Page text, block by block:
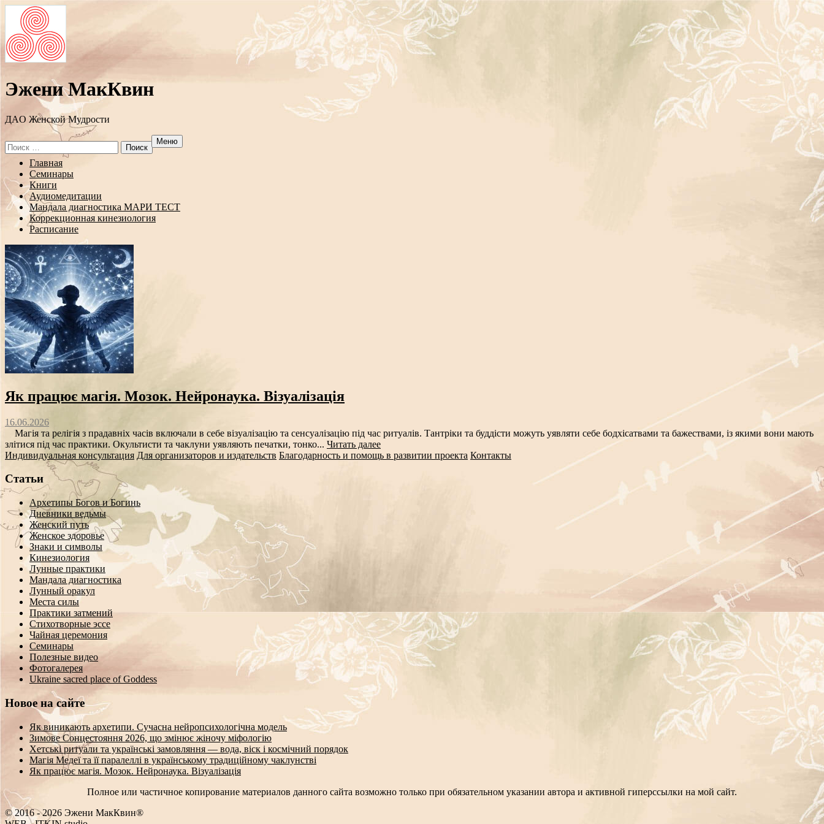
Эжени МакКвин
ДAO Женской Мудрости
Search
for:
Меню
Перейти
содержанию
Главная
Семинары
Книги
Аудиомедитации
Мандала диагностика МАРИ ТЕСТ
Коррекционная кинезиология
Расписание
Як працює магія. Мозок. Нейронаука. Візуалізація
16.06.2026
Магія та релігія з прадавніх часів включали в себе візуалізацію та сенсуалізацію під час ритуалів. Тантріки та буддісти можуть уявляти себе бодхісатвами та бажествами, із якими вони мають
злітися під час практики. Окультисти та чаклуни уявляють печатки, тонко... Читать далее
Индивидуальная консультация Для организаторов и издательств Благодарность и помощь в развитии проекта Контакты
Статьи
Архетипы Богов и Богинь
Дневники ведьмы
Женский путь
Женское здоровье
Знаки и символы
Кинезиология
Лунные практики
Мандала диагностика
Лунный оракул
Места силы
Практики затмений
Стихотворные эссе
Чайная церемония
Семинары
Полезные видео
Фотогалерея
Ukraine sacred place of Goddess
Новое на сайте
Як виникають архетипи. Сучасна нейропсихологічна модель
Зимове Сонцестояння 2026, що змінює жіночу міфологію
Хетські ритуали та українські замовляння — вода, віск і космічний порядок
Магія Медеї та її паралеллі в українському традиційному чаклунстві
Як працює магія. Мозок. Нейронаука. Візуалізація
Полное или частичное копирование материалов данного сайта возможно только при обязательном указании автора и активной гиперссылки на мой сайт.
© 2016 - 2026 Эжени МакКвин®